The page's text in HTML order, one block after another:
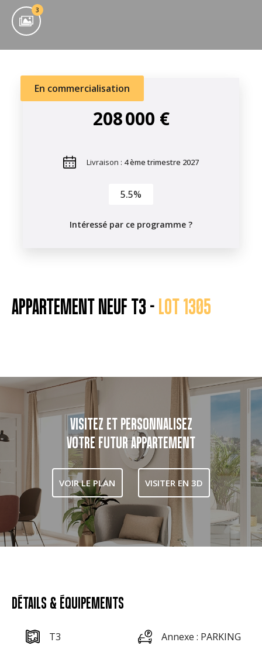
3
En commercialisation
208 000 €
Livraison : 4 ème trimestre 2027
5.5%
Intéressé par ce programme ?
APPARTEMENT NEUF T3 - LOT 1305
VISITEZ ET PERSONNALISEZ
VOTRE FUTUR APPARTEMENT
VOIR LE PLAN VISITER EN 3D
DÉTAILS & ÉQUIPEMENTS
T3 Annexe : PARKING